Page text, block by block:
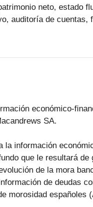
neto, estado
auditoría de
económico-
SA.
la información
que le resultará
de la mora
de deudas
morosidad españoles